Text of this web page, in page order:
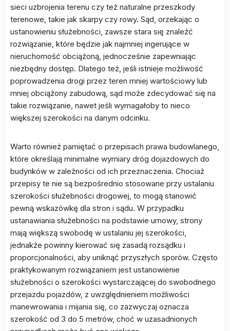
sieci uzbrojenia terenu czy też naturalne przeszkody
terenowe, takie jak skarpy czy rowy. Sąd, orzekając o
ustanowieniu służebności, zawsze stara się znaleźć
rozwiązanie, które będzie jak najmniej ingerujące w
nieruchomość obciążoną, jednocześnie zapewniając
niezbędny dostęp. Dlatego też, jeśli istnieje możliwość
poprowadzenia drogi przez teren mniej wartościowy lub
mniej obciążony zabudową, sąd może zdecydować się na
takie rozwiązanie, nawet jeśli wymagałoby to nieco
większej szerokości na danym odcinku.
Warto również pamiętać o przepisach prawa budowlanego,
które określają minimalne wymiary dróg dojazdowych do
budynków w zależności od ich przeznaczenia. Chociaż
przepisy te nie są bezpośrednio stosowane przy ustalaniu
szerokości służebności drogowej, to mogą stanowić
pewną wskazówkę dla stron i sądu. W przypadku
ustanawiania służebności na podstawie umowy, strony
mają większą swobodę w ustalaniu jej szerokości,
jednakże powinny kierować się zasadą rozsądku i
proporcjonalności, aby uniknąć przyszłych sporów. Często
praktykowanym rozwiązaniem jest ustanowienie
służebności o szerokości wystarczającej do swobodnego
przejazdu pojazdów, z uwzględnieniem możliwości
manewrowania i mijania się, co zazwyczaj oznacza
szerokość od 3 do 5 metrów, choć w uzasadnionych